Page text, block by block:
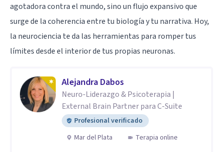
agotadora contra el mundo, sino un flujo expansivo que
surge de la coherencia entre tu biología y tu narrativa. Hoy,
la neurociencia te da las herramientas para romper tus
límites desde el interior de tus propias neuronas.
Alejandra Dabos
Neuro-Liderazgo & Psicoterapia |
External Brain Partner para C-Suite
Profesional verificado
Mar del Plata
Terapia online